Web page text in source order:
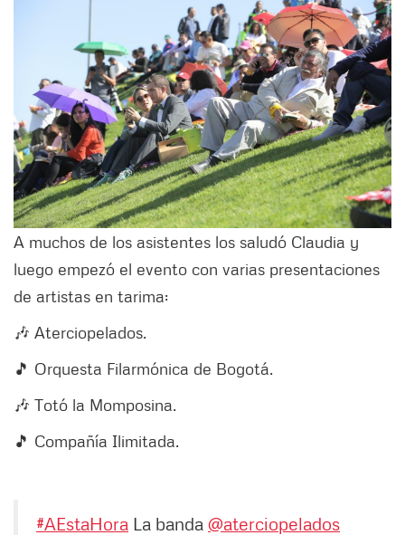
A muchos de los asistentes los saludó Claudia y
luego empezó el evento con varias presentaciones
de artistas en tarima:
🎶 Aterciopelados.
🎵 Orquesta Filarmónica de Bogotá.
🎶 Totó la Momposina.
🎵 Compañía Ilimitada.
#AEstaHora La banda @aterciopelados